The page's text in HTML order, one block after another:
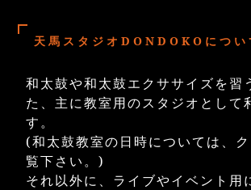
天馬スタジオDONDOKOについ
和太鼓や和太鼓エクササイズを習
た、主に教室用のスタジオとして
す。
(和太鼓教室の日時については、
覧下さい。)
それ以外に、ライブやイベント用